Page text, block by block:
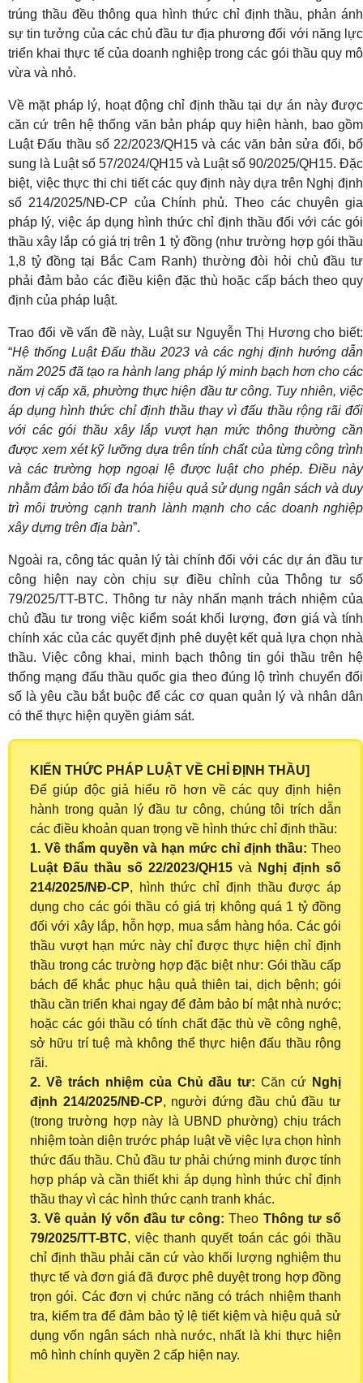
trúng thầu đều thông qua hình thức chỉ định thầu, phản ánh
sự tin tưởng của các chủ đầu tư địa phương đối với năng lực
triển khai thực tế của doanh nghiệp trong các gói thầu quy mô
vừa và nhỏ.
Về mặt pháp lý, hoạt động chỉ định thầu tại dự án này được
căn cứ trên hệ thống văn bản pháp quy hiện hành, bao gồm
Luật Đấu thầu số 22/2023/QH15 và các văn bản sửa đổi, bổ
sung là Luật số 57/2024/QH15 và Luật số 90/2025/QH15. Đặc
biệt, việc thực thi chi tiết các quy định này dựa trên Nghị định
số 214/2025/NĐ-CP của Chính phủ. Theo các chuyên gia
pháp lý, việc áp dụng hình thức chỉ định thầu đối với các gói
thầu xây lắp có giá trị trên 1 tỷ đồng (như trường hợp gói thầu
1,8 tỷ đồng tại Bắc Cam Ranh) thường đòi hỏi chủ đầu tư
phải đảm bảo các điều kiện đặc thù hoặc cấp bách theo quy
định của pháp luật.
Trao đổi về vấn đề này, Luật sư Nguyễn Thị Hương cho biết:
“Hệ thống Luật Đấu thầu 2023 và các nghị định hướng dẫn
năm 2025 đã tạo ra hành lang pháp lý minh bạch hơn cho các
đơn vị cấp xã, phường thực hiện đầu tư công. Tuy nhiên, việc
áp dụng hình thức chỉ định thầu thay vì đấu thầu rộng rãi đối
với các gói thầu xây lắp vượt hạn mức thông thường cần
được xem xét kỹ lưỡng dựa trên tính chất của từng công trình
và các trường hợp ngoại lệ được luật cho phép. Điều này
nhằm đảm bảo tối đa hóa hiệu quả sử dụng ngân sách và duy
trì môi trường cạnh tranh lành mạnh cho các doanh nghiệp
xây dựng trên địa bàn”.
Ngoài ra, công tác quản lý tài chính đối với các dự án đầu tư
công hiện nay còn chịu sự điều chỉnh của Thông tư số
79/2025/TT-BTC. Thông tư này nhấn mạnh trách nhiệm của
chủ đầu tư trong việc kiểm soát khối lượng, đơn giá và tính
chính xác của các quyết định phê duyệt kết quả lựa chọn nhà
thầu. Việc công khai, minh bạch thông tin gói thầu trên hệ
thống mạng đấu thầu quốc gia theo đúng lộ trình chuyển đổi
số là yêu cầu bắt buộc để các cơ quan quản lý và nhân dân
có thể thực hiện quyền giám sát.
KIẾN THỨC PHÁP LUẬT VỀ CHỈ ĐỊNH THẦU]
Để giúp độc giả hiểu rõ hơn về các quy định hiện
hành trong quản lý đầu tư công, chúng tôi trích dẫn
các điều khoản quan trọng về hình thức chỉ định thầu:
1. Về thẩm quyền và hạn mức chỉ định thầu: Theo
Luật Đấu thầu số 22/2023/QH15 và
Nghị định số
214/2025/NĐ-CP, hình thức chỉ định thầu được áp
dụng cho các gói thầu có giá trị không quá 1 tỷ đồng
đối với xây lắp, hỗn hợp, mua sắm hàng hóa. Các gói
thầu vượt hạn mức này chỉ được thực hiện chỉ định
thầu trong các trường hợp đặc biệt như: Gói thầu cấp
bách để khắc phục hậu quả thiên tai, dịch bệnh; gói
thầu cần triển khai ngay để đảm bảo bí mật nhà nước;
hoặc các gói thầu có tính chất đặc thù về công nghệ,
sở hữu trí tuệ mà không thể thực hiện đấu thầu rộng
rãi.
2. Về trách nhiệm của Chủ đầu tư: Căn cứ Nghị
định 214/2025/NĐ-CP, người đứng đầu chủ đầu tư
(trong trường hợp này là UBND phường) chịu trách
nhiệm toàn diện trước pháp luật về việc lựa chọn hình
thức đấu thầu. Chủ đầu tư phải chứng minh được tính
hợp pháp và cần thiết khi áp dụng hình thức chỉ định
thầu thay vì các hình thức cạnh tranh khác.
3. Về quản lý vốn đầu tư công: Theo Thông tư số
79/2025/TT-BTC, việc thanh quyết toán các gói thầu
chỉ định thầu phải căn cứ vào khối lượng nghiệm thu
thực tế và đơn giá đã được phê duyệt trong hợp đồng
trọn gói. Các đơn vị chức năng có trách nhiệm thanh
tra, kiểm tra để đảm bảo tỷ lệ tiết kiệm và hiệu quả sử
dụng vốn ngân sách nhà nước, nhất là khi thực hiện
mô hình chính quyền 2 cấp hiện nay.